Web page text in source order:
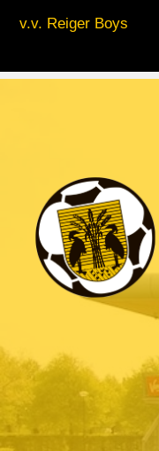
v.v. Reiger Boys